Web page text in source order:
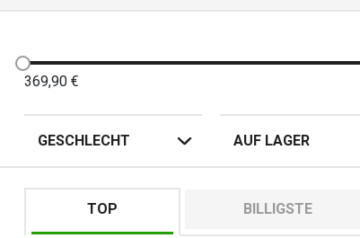
369,90 €
GESCHLECHT AUF LAGER
TOP BILLIGSTE